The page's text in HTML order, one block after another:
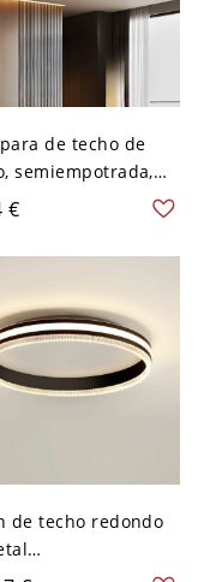
de techo de
semiempotrada,
para dormitorio
- Negro 110 A
Tercer Gear
€
de techo redondo
negro/blanco con